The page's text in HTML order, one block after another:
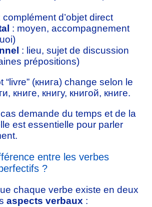
d’objet direct
: moyen, accompagnement
: lieu, sujet de discussion
prépositions)
“livre” (книга) change selon le
книге, книгу, книгой, книге.
demande du temps et de la
est essentielle pour parler
entre les verbes
?
chaque verbe existe en deux
aspects verbaux :